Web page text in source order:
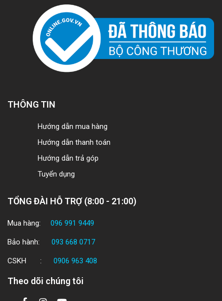
THÔNG TIN
Hướng dẫn mua hàng
Hướng dẫn thanh toán
Hướng dẫn trả góp
Tuyển dụng
TỔNG ĐÀI HỖ TRỢ (8:00 - 21:00)
Mua hàng: 096 991 9449
Bảo hành: 093 668 0717
CSKH : 0906 963 408
Theo dõi chúng tôi